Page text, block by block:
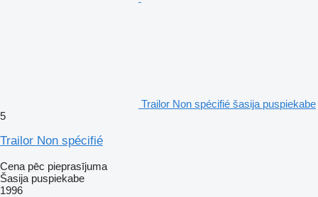
Trailor Non spécifié šasija puspiekabe
5
Trailor Non spécifié
Cena pēc pieprasījuma
Šasija puspiekabe
1996